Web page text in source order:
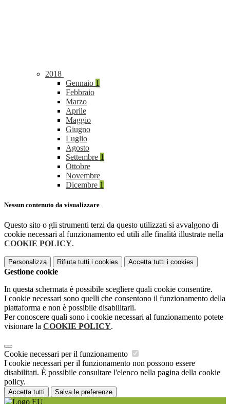
2018
Gennaio 1
Febbraio
Marzo
Aprile
Maggio
Giugno
Luglio
Agosto
Settembre 1
Ottobre
Novembre
Dicembre 1
Nessun contenuto da visualizzare
Questo sito o gli strumenti terzi da questo utilizzati si avvalgono di
cookie necessari al funzionamento ed utili alle finalità illustrate nella
COOKIE POLICY.
Personalizza Rifiuta tutti i cookies Accetta tutti i cookies
Gestione cookie
In questa schermata è possibile scegliere quali cookie consentire.
I cookie necessari sono quelli che consentono il funzionamento della
piattaforma e non è possibile disabilitarli.
Per conoscere quali sono i cookie necessari al funzionamento potete
visionare la COOKIE POLICY.
Cookie necessari per il funzionamento
I cookie necessari per il funzionamento non possono essere
disabilitati. È possibile consultare l'elenco nella pagina della cookie
policy.
Accetta tutti Salva le preferenze